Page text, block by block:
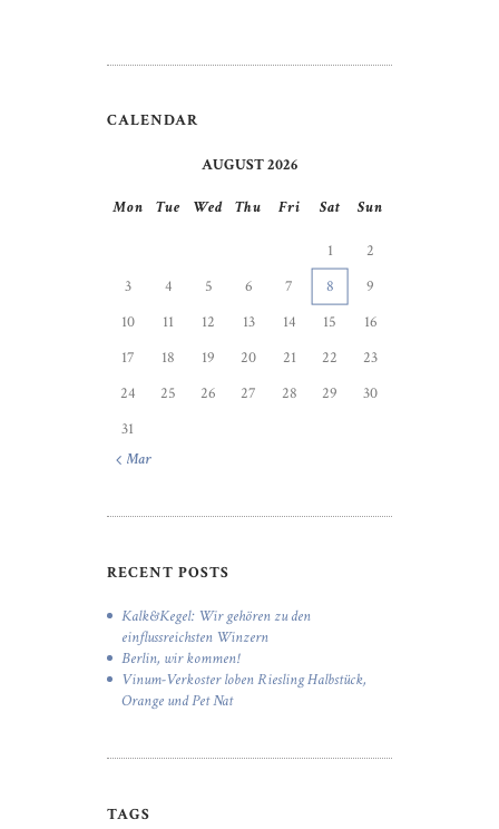
CALENDAR
AUGUST 2026
Mon Tue Wed Thu Fri Sat Sun
1
2
3
4 5 6 7 8
9
10
11 12 13 14 15
16
17
18 19 20 21 22
23
24
25 26 27 28 29
30
31
« Mar
RECENT POSTS
Kalk&Kegel: Wir gehören zu den
einflussreichsten Winzern
Berlin, wir kommen!
Vinum-Verkoster loben Riesling Halbstück,
Orange und Pet Nat
TAGS